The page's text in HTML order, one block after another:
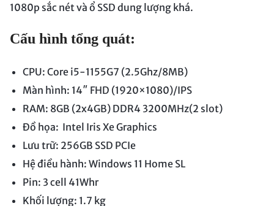
1080p sắc nét và ổ SSD dung lượng khá.
Cấu hình tổng quát:
CPU: Core i5-1155G7 (2.5Ghz/8MB)
Màn hình: 14″ FHD (1920×1080)/IPS
RAM: 8GB (2x4GB) DDR4 3200MHz(2 slot)
Đồ họa: Intel Iris Xe Graphics
Lưu trữ: 256GB SSD PCIe
Hệ điều hành: Windows 11 Home SL
Pin: 3 cell 41Whr
Khối lượng: 1.7 kg